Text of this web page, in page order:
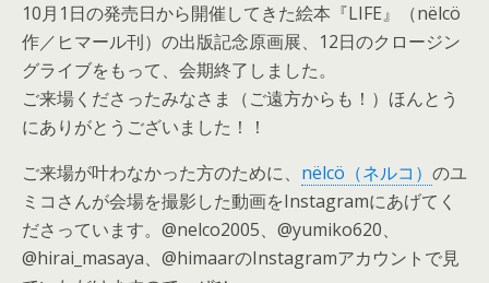
10月1日の発売日から開催してきた絵本『LIFE』（nëlcö
作／ヒマール刊）の出版記念原画展、12日のクロージン
グライブをもって、会期終了しました。
ご来場くださったみなさま（ご遠方からも！）ほんとう
にありがとうございました！！
ご来場が叶わなかった方のために、 nëlcö（ネルコ） のユ
ミコさんが会場を撮影した動画をInstagramにあげてく
ださっています。@nelco2005、@yumiko620、
@hirai_masaya、@himaarのInstagramアカウントで見